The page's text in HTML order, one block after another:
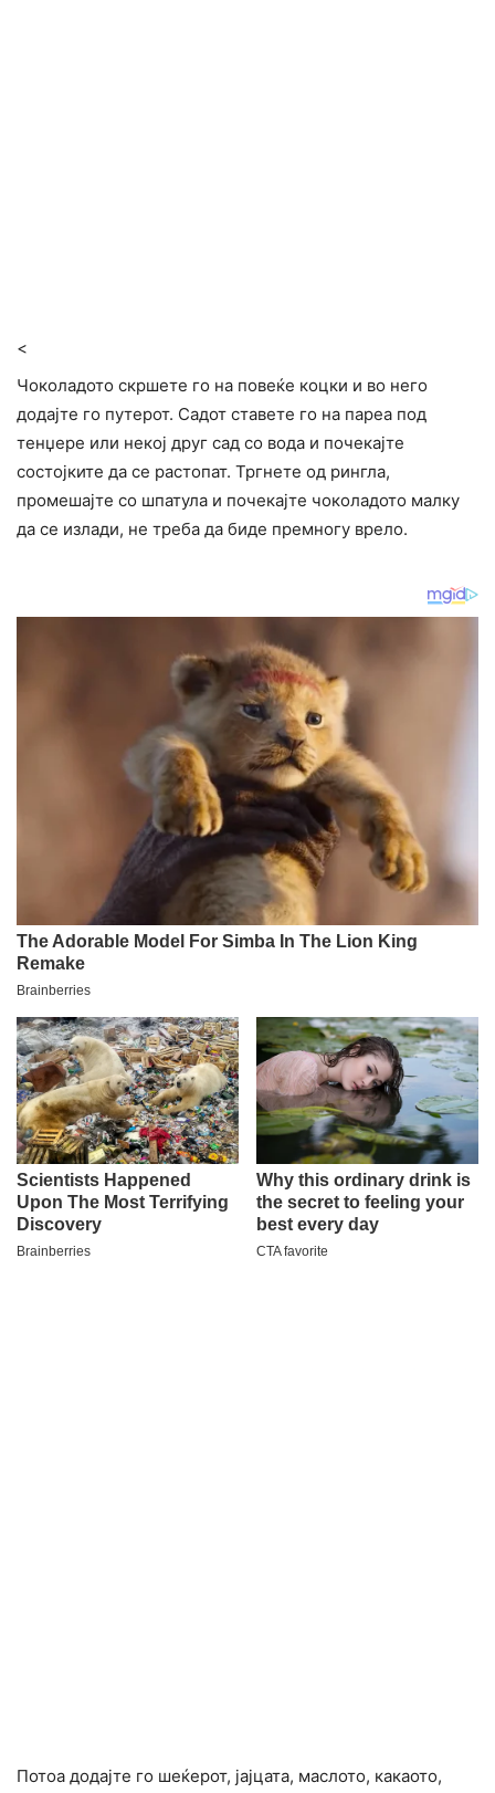
<
Чоколадото скршете го на повеќе коцки и во него
додајте го путерот. Садот ставете го на пареа под
тенџере или некој друг сад со вода и почекајте
состојките да се растопат. Тргнете од рингла,
промешајте со шпатула и почекајте чоколадото малку
да се излади, не треба да биде премногу врело.
Потоа додајте го шеќерот, јајцата, маслото, какаото,